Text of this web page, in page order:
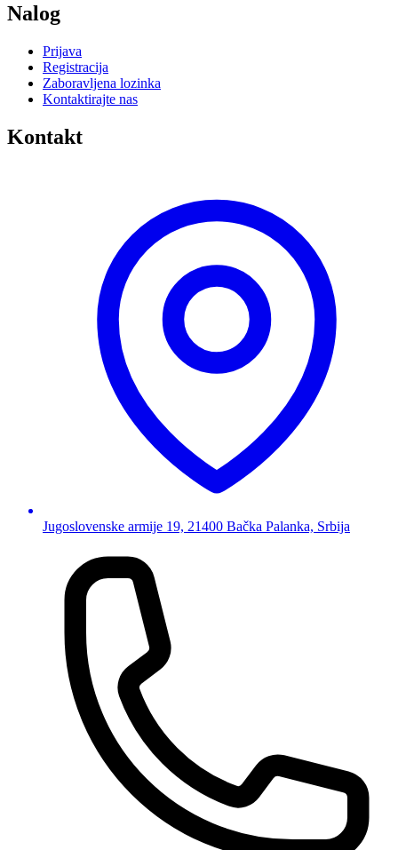
Nalog
Prijava
Registracija
Zaboravljena lozinka
Kontaktirajte nas
Kontakt
Jugoslovenske armije 19, 21400 Bačka Palanka, Srbija